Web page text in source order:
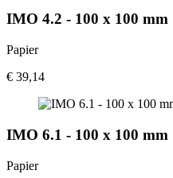
IMO 4.2 - 100 x 100 mm
Papier
€ 39,14
IMO 6.1 - 100 x 100 mm
Papier